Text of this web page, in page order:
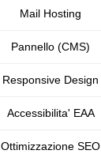
Mail Hosting
Pannello (CMS)
Responsive Design
Accessibilita' EAA
Ottimizzazione SEO